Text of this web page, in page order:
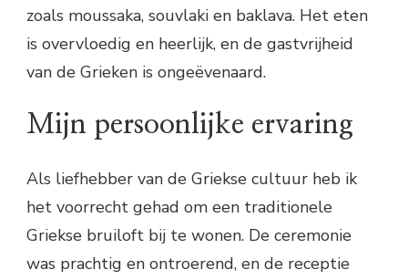
zoals moussaka, souvlaki en baklava. Het eten
is overvloedig en heerlijk, en de gastvrijheid
van de Grieken is ongeëvenaard.
Mijn persoonlijke ervaring
Als liefhebber van de Griekse cultuur heb ik
het voorrecht gehad om een traditionele
Griekse bruiloft bij te wonen. De ceremonie
was prachtig en ontroerend, en de receptie